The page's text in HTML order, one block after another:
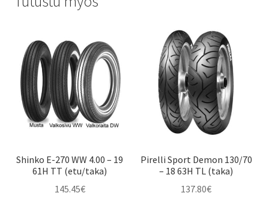
Shinko E-270 WW 4.00 – 19
61H TT (etu/taka)
145.45€
Pirelli Sport Demon 130/70
– 18 63H TL (taka)
137.80€